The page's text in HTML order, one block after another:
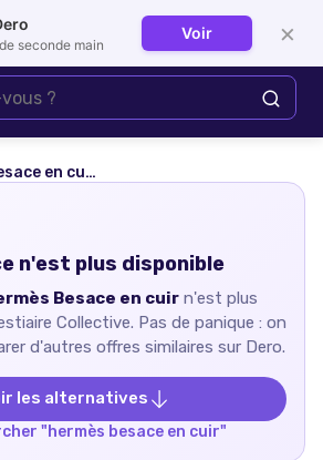
Se connecter
en cuir
n'est plus disponible
Besace en cuir n'est plus
Collective. Pas de panique : on
d'autres offres similaires sur Dero.
les alternatives
" hermès besace en cuir"
seconde main
Voir ×